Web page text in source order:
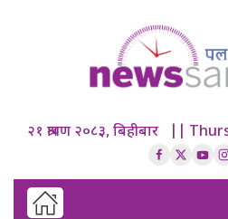
२१ श्रावण २०८३, बिहीबार ||